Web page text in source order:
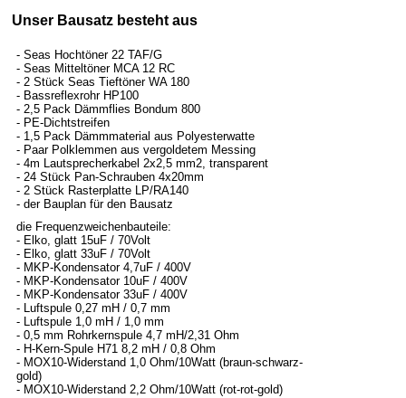
Unser Bausatz besteht aus
- Seas Hochtöner 22 TAF/G
- Seas Mitteltöner MCA 12 RC
- 2 Stück Seas Tieftöner WA 180
- Bassreflexrohr HP100
- 2,5 Pack Dämmflies Bondum 800
- PE-Dichtstreifen
- 1,5 Pack Dämmmaterial aus Polyesterwatte
- Paar Polklemmen aus vergoldetem Messing
- 4m Lautsprecherkabel 2x2,5 mm2, transparent
- 24 Stück Pan-Schrauben 4x20mm
- 2 Stück Rasterplatte LP/RA140
- der Bauplan für den Bausatz
die Frequenzweichenbauteile:
- Elko, glatt 15uF / 70Volt
- Elko, glatt 33uF / 70Volt
- MKP-Kondensator 4,7uF / 400V
- MKP-Kondensator 10uF / 400V
- MKP-Kondensator 33uF / 400V
- Luftspule 0,27 mH / 0,7 mm
- Luftspule 1,0 mH / 1,0 mm
- 0,5 mm Rohrkernspule 4,7 mH/2,31 Ohm
- H-Kern-Spule H71 8,2 mH / 0,8 Ohm
- MOX10-Widerstand 1,0 Ohm/10Watt (braun-schwarz-
gold)
- MOX10-Widerstand 2,2 Ohm/10Watt (rot-rot-gold)